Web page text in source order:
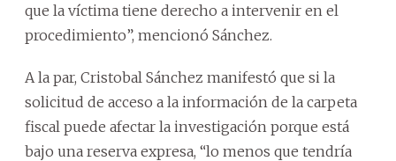
que la víctima tiene derecho a intervenir en el
procedimiento”, mencionó Sánchez.
A la par, Cristobal Sánchez manifestó que si la
solicitud de acceso a la información de la carpeta
fiscal puede afectar la investigación porque está
bajo una reserva expresa, “lo menos que tendría